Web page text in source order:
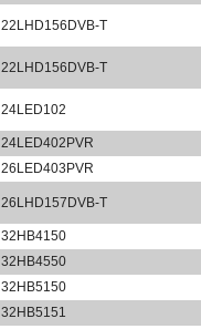
22LHD156DVB-T
22LHD156DVB-T
24LED102
24LED402PVR
26LED403PVR
26LHD157DVB-T
32HB4150
32HB4550
32HB5150
32HB5151